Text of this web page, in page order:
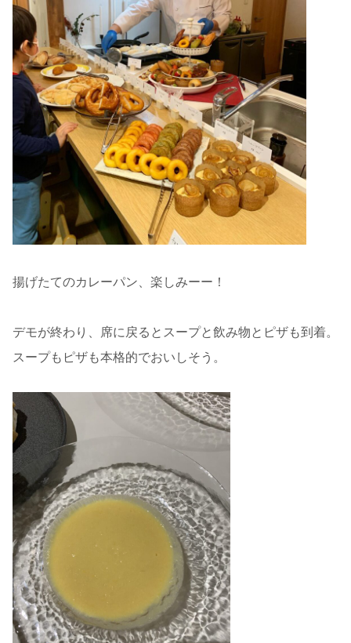
揚げたてのカレーパン、楽しみーー！
デモが終わり、席に戻るとスープと飲み物とピザも到着。
スープもピザも本格的でおいしそう。